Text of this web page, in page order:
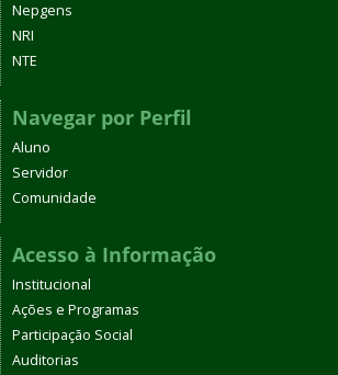
Nepgens
NRI
NTE
Navegar por Perfil
Aluno
Servidor
Comunidade
Acesso à Informação
Institucional
Ações e Programas
Participação Social
Auditorias